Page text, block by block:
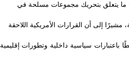
ما يتعلق بتحريك مجموعات مسلحة في
إلى أن القرارات الأمريكية اللاحقة
سياسية داخلية وتطورات إقليمية